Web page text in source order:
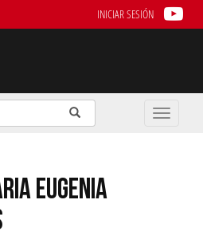
INICIAR SESIÓN
Enviar
Buscar
Toggle
EUGENIA